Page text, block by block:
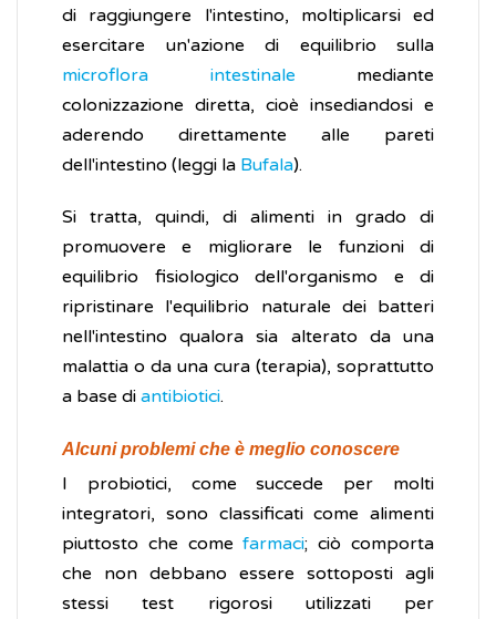
di raggiungere l'intestino, moltiplicarsi ed
esercitare un'azione di equilibrio sulla
microflora intestinale mediante
colonizzazione diretta, cioè insediandosi e
aderendo direttamente alle pareti
dell'intestino (leggi la Bufala).
Si tratta, quindi, di alimenti in grado di
promuovere e migliorare le funzioni di
equilibrio fisiologico dell'organismo e di
ripristinare l'equilibrio naturale dei batteri
nell'intestino qualora sia alterato da una
malattia o da una cura (terapia), soprattutto
a base di antibiotici.
Alcuni problemi che è meglio conoscere
I probiotici, come succede per molti
integratori, sono classificati come alimenti
piuttosto che comefarmaci; ciò comporta
che non debbano essere sottoposti agli
stessi test rigorosi utilizzati per